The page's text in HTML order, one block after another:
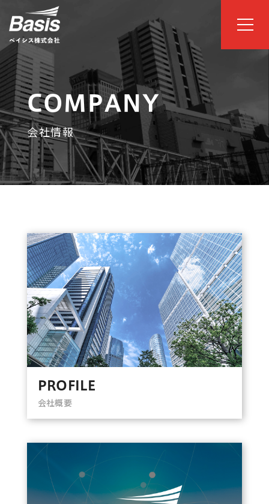
COMPANY
会社情報
PROFILE
会社概要